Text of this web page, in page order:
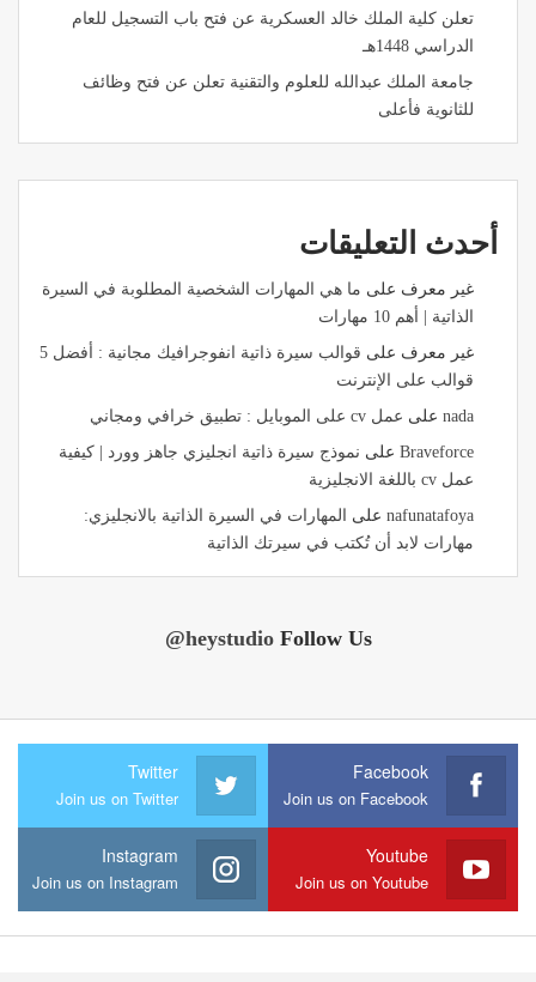
تعلن كلية الملك خالد العسكرية عن فتح باب التسجيل للعام
الدراسي 1448هـ
جامعة الملك عبدالله للعلوم والتقنية تعلن عن فتح وظائف
للثانوية فأعلى
أحدث التعليقات
غير معرف على ما هي المهارات الشخصية المطلوبة في السيرة
الذاتية | أهم 10 مهارات
غير معرف على
قوالب سيرة ذاتية انفوجرافيك مجانية : أفضل 5
قوالب على الإنترنت
nada على عمل cv على الموبايل : تطبيق خرافي ومجاني
Braveforce على نموذج سيرة ذاتية انجليزي جاهز وورد | كيفية
عمل cv باللغة الانجليزية
nafunatafoya على المهارات في السيرة الذاتية بالانجليزي:
مهارات لابد أن تُكتب في سيرتك الذاتية
Follow Us
@heystudio
Facebook
Join us on Facebook
Twitter
Join us on Twitter
Youtube
Join us on Youtube
Instagram
Join us on Instagram